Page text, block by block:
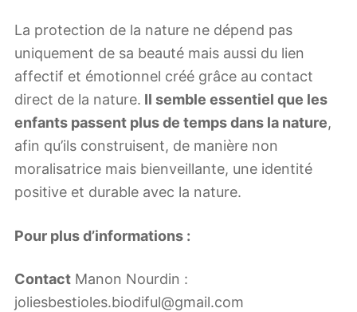
La protection de la nature ne dépend pas
uniquement de sa beauté mais aussi du lien
affectif et émotionnel créé grâce au contact
direct de la nature. Il semble essentiel que les
enfants passent plus de temps dans la nature,
afin qu’ils construisent, de manière non
moralisatrice mais bienveillante, une identité
positive et durable avec la nature.
Pour plus d’informations :
Contact Manon Nourdin :
joliesbestioles.biodiful@gmail.com